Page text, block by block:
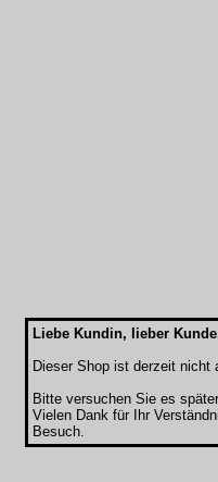
Liebe Kundin, lieber
Dieser Shop ist derzeit nicht
Bitte versuchen Sie es
Vielen Dank für Ihr
Besuch.